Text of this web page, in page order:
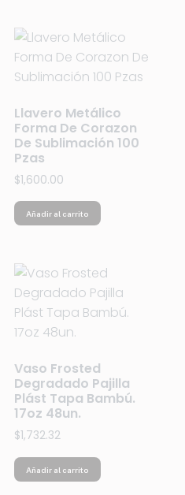
Llavero Metálico
Forma De Corazon
De Sublimación 100
Pzas
$1,600.00
Añadir al carrito
Vaso Frosted
Degradado Pajilla
Plást Tapa Bambú.
17oz 48un.
$1,732.32
Añadir al carrito